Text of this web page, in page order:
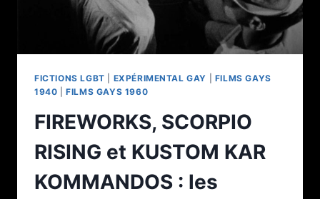
FICTIONS LGBT EXPÉRIMENTAL GAY
FILMS GAYS
1940 |FILMS GAYS 1960
FIREWORKS, SCORPIO
RISING et KUSTOM KAR
KOMMANDOS : les